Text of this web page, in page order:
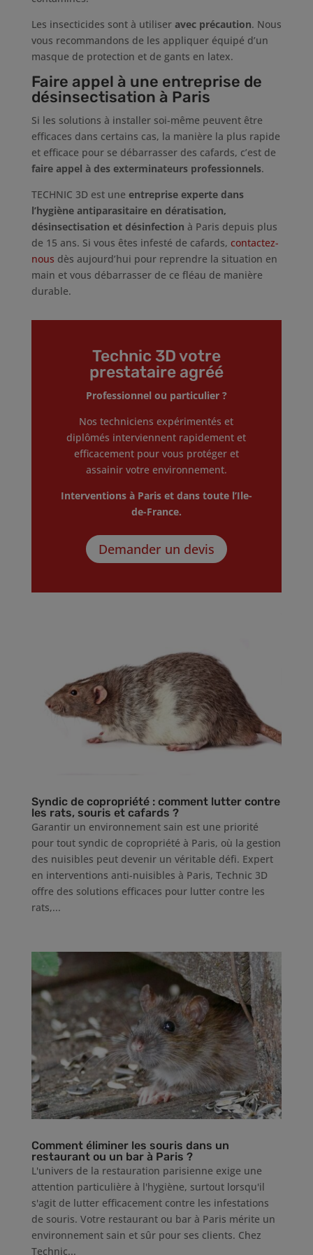
Les insecticides sont à utiliseravec précaution. Nous
vous recommandons de les appliquer équipé d’un
masque de protection et de gants en latex.
Faire appel à une entreprise de
désinsectisation à Paris
Si les solutions à installer soi-même peuvent être
efficaces dans certains cas, la manière la plus rapide
et efficace pour se débarrasser des cafards, c’est de
faire appel à des exterminateurs professionnels.
TECHNIC 3D est une entreprise experte dans
l’hygiène antiparasitaire en dératisation,
désinsectisation et désinfection à Paris depuis plus
de 15 ans. Si vous êtes infesté de cafards, contactez-
nous dès aujourd’hui pour reprendre la situation en
main et vous débarrasser de ce fléau de manière
durable.
Technic 3D votre
prestataire agréé
Professionnel ou particulier ?
Nos techniciens expérimentés et
diplômés interviennent rapidement et
efficacement pour vous protéger et
assainir votre environnement.
Interventions à Paris et dans toute l’Ile-
de-France.
Demander un devis
Syndic de copropriété : comment lutter contre
les rats, souris et cafards ?
Garantir un environnement sain est une priorité
pour tout syndic de copropriété à Paris, où la gestion
des nuisibles peut devenir un véritable défi. Expert
en interventions anti-nuisibles à Paris, Technic 3D
offre des solutions efficaces pour lutter contre les
rats,...
Comment éliminer les souris dans un
restaurant ou un bar à Paris ?
L'univers de la restauration parisienne exige une
attention particulière à l'hygiène, surtout lorsqu'il
s'agit de lutter efficacement contre les infestations
de souris. Votre restaurant ou bar à Paris mérite un
environnement sain et sûr pour ses clients. Chez
Technic...